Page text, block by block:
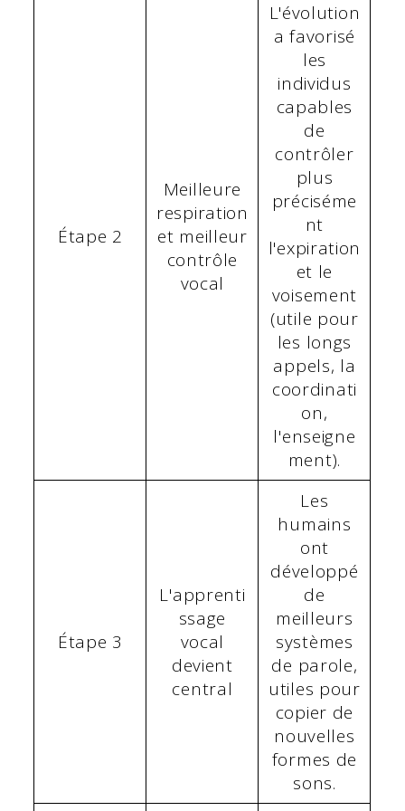
Étape 2
Meilleure
respiration
et meilleur
contrôle
vocal
L'évolution
a favorisé
les
individus
capables
de
contrôler
plus
préciséme
nt
l'expiration
et le
voisement
(utile pour
les longs
appels, la
coordinati
on,
l'enseigne
ment).
Étape 3
L'apprenti
ssage
vocal
devient
central
Les
humains
ont
développé
de
meilleurs
systèmes
de parole,
utiles pour
copier de
nouvelles
formes de
sons.